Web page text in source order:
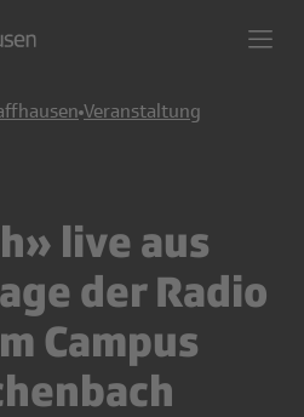
Veranstaltung
live aus
der Radio
Campus